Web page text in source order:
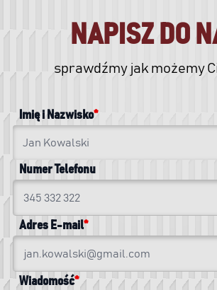
NAPISZ DO
sprawdźmy jak możemy
Imię i Nazwisko
Numer Telefonu
Adres E-mail
Wiadomość